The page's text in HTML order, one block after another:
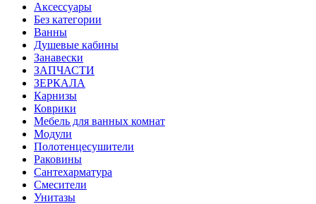
Аксессуары
Без категории
Ванны
Душевые кабины
Занавески
ЗАПЧАСТИ
ЗЕРКАЛА
Карнизы
Коврики
Мебель для ванных комнат
Модули
Полотенцесушители
Раковины
Сантехарматура
Смесители
Унитазы